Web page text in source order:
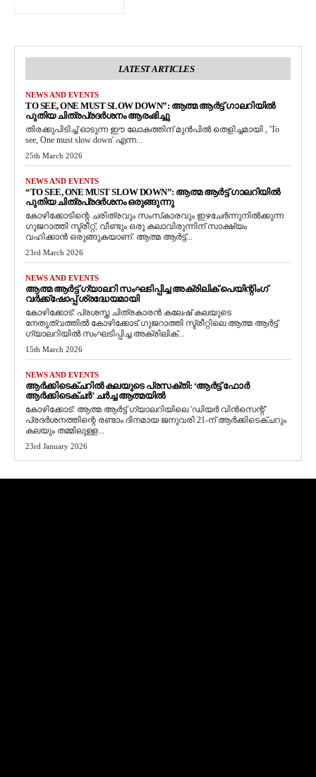
LATEST ARTICLES
NEWS AND EVENTS
TO SEE, ONE MUST SLOW DOWN”: ആത്മ ആർട്ട് ഗാലറിയിൽ
പുതിയ ചിത്രപ്രദർശനം ആരംഭിച്ചു
തിരക്കുപിടിച്ച് ഓടുന്ന ഈ ലോകത്തിന് മുൻപിൽ തെളിച്ചമായി , 'To
see, One must slow down' എന്ന...
25th March 2026
NEWS AND EVENTS
“TO SEE, ONE MUST SLOW DOWN”: ആത്മ ആർട്ട് ഗാലറിയിൽ
പുതിയ ചിത്രപ്രദർശനം ഒരുങ്ങുന്നു
കോഴിക്കോടിന്റെ ചരിത്രവും സംസ്‌കാരവും ഇഴചേർന്നുനിൽക്കുന്ന
ഗുജറാത്തി സ്ട്രീറ്റ്, വീണ്ടും ഒരു കലാവിരുന്നിന് സാക്ഷ്യം
വഹിക്കാൻ ഒരുങ്ങുകയാണ്. ആത്മ ആർട്ട്...
23rd March 2026
NEWS AND EVENTS
ആത്മ ആർട്ട് ഗ്യാലറി സംഘടിപ്പിച്ച അക്രിലിക് പെയിന്റിംഗ്
വർക്ക്‌ഷോപ്പ് ശ്രദ്ധേയമായി
കോഴിക്കോട്: പ്രശസ്ത ചിത്രകാരൻ കലേഷ് കലയുടെ
നേതൃത്വത്തിൽ കോഴിക്കോട് ഗുജറാത്തി സ്ട്രീറ്റിലെ ആത്മ ആർട്ട്
ഗ്യാലറിയിൽ സംഘടിപ്പിച്ച അക്രിലിക്...
15th March 2026
NEWS AND EVENTS
ആർക്കിടെക്ചറിൽ കലയുടെ പ്രസക്തി: ‘ആർട്ട് ഫോർ
ആർക്കിടെക്ചർ’ ചർച്ച ആത്മയിൽ
​കോഴിക്കോട്: ആത്മ ആർട്ട് ഗ്യാലറിയിലെ 'ഡിയർ വിൻസെന്റ്'
പ്രദർശനത്തിന്റെ രണ്ടാം ദിനമായ ജനുവരി 21-ന് ആർക്കിടെക്ചറും
കലയും തമ്മിലുള്ള...
23rd January 2026